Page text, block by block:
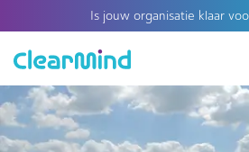
Is jouw organisatie klaar